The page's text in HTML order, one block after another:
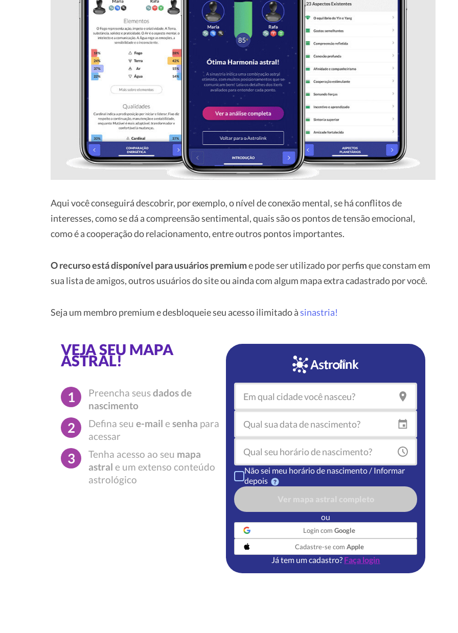
Aqui você conseguirá descobrir, por exemplo, o nível de conexão mental, se há conflitos de
interesses, como se dá a compreensão sentimental, quais são os pontos de tensão emocional,
como é a cooperação do relacionamento, entre outros pontos importantes.
O recurso está disponível para usuários premiume pode ser utilizado por perfis que constam em
sua lista de amigos, outros usuários do site ou ainda com algum mapa extra cadastrado por você.
Seja um membro premium e desbloqueie seu acesso ilimitado àsinastria!
VEJA SEU MAPA
ASTRAL!
1 Preencha seusdados de
nascimento
2 Defina seu e-mail e senha para
acessar
3 Tenha acesso ao seu mapa
astral e um extenso conteúdo
astrológico
Não sei meu horário de nascimento / Informar
depois
ou
Login com Google
Cadastre-se com Apple
Já tem um cadastro? Faça login